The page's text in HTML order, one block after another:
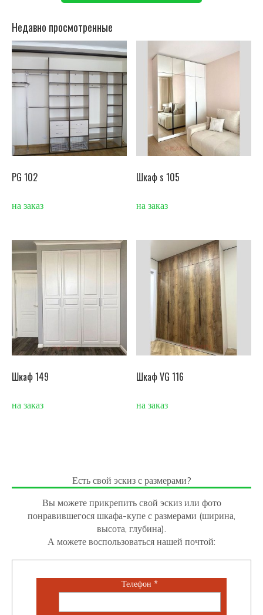
Недавно просмотренные
PG 102
на заказ
Шкаф s 105
на заказ
Шкаф 149
на заказ
Шкаф VG 116
на заказ
Есть свой эскиз с размерами?
Вы можете прикрепить свой эскиз или фото
понравившегося шкафа-купе с размерами (ширина,
высота, глубина).
А можете воспользоваться нашей почтой:
Телефон *